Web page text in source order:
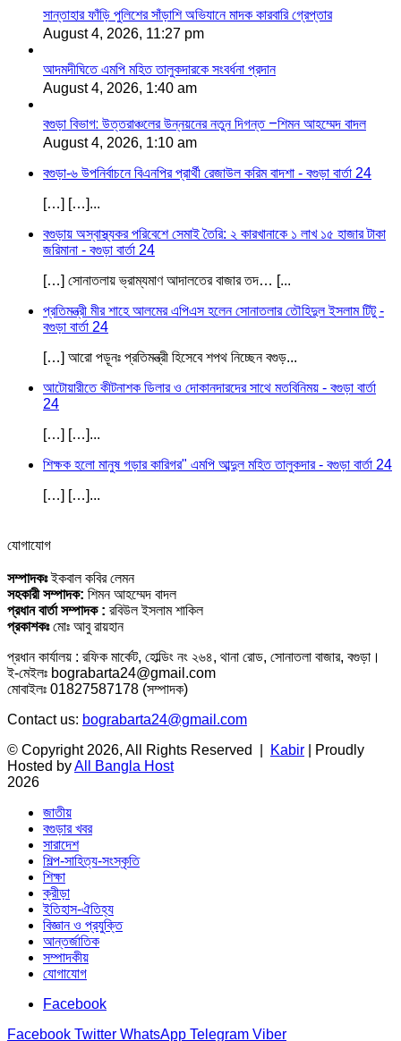
সান্তাহার ফাঁড়ি পুলিশের সাঁড়াশি অভিযানে মাদক কারবারি গ্রেপ্তার
August 4, 2026, 11:27 pm
আদমদীঘিতে এমপি মহিত তালুকদারকে সংবর্ধনা প্রদান
August 4, 2026, 1:40 am
বগুড়া বিভাগ: উত্তরাঞ্চলের উন্নয়নের নতুন দিগন্ত –শিমন আহম্মেদ বাদল
August 4, 2026, 1:10 am
বগুড়া-৬ উপনির্বাচনে বিএনপির প্রার্থী রেজাউল করিম বাদশা - বগুড়া বার্তা 24
[…] […]...
বগুড়ায় অস্বাস্থ্যকর পরিবেশে সেমাই তৈরি: ২ কারখানাকে ১ লাখ ১৫ হাজার টাকা
জরিমানা - বগুড়া বার্তা 24
[…] সোনাতলায় ভ্রাম্যমাণ আদালতের বাজার তদ… [...
প্রতিমন্ত্রী মীর শাহে আলমের এপিএস হলেন সোনাতলার তৌহিদুল ইসলাম টিটু -
বগুড়া বার্তা 24
[…] আরো পড়ূনঃ প্রতিমন্ত্রী হিসেবে শপথ নিচ্ছেন বগুড়...
আটোয়ারীতে কীটনাশক ডিলার ও দোকানদারদের সাথে মতবিনিময় - বগুড়া বার্তা
24
[…] […]...
শিক্ষক হলো মানুষ গড়ার কারিগর" এমপি আব্দুল মহিত তালুকদার - বগুড়া বার্তা 24
[…] […]...
যোগাযোগ
সম্পাদকঃইকবাল কবির লেমন
সহকারী সম্পাদক: শিমন আহম্মেদ বাদল
প্রধান বার্তা সম্পাদক : রবিউল ইসলাম শাকিল
প্রকাশকঃমোঃ আবু রায়হান
প্রধান কার্যালয় : রফিক মার্কেট, হোল্ডিং নং ২৬৪, থানা রোড, সোনাতলা বাজার, বগুড়া।
ই-মেইলঃ bograbarta24@gmail.com
মোবাইলঃ 01827587178 (সম্পাদক)
Contact us: bograbarta24@gmail.com
© Copyright 2026, All Rights Reserved |
Kabir | Proudly
Hosted byAll Bangla Host
2026
জাতীয়
বগুড়ার খবর
সারাদেশ
শিল্প-সাহিত্য-সংস্কৃতি
শিক্ষা
ক্রীড়া
ইতিহাস-ঐতিহ্য
বিজ্ঞান ও প্রযুক্তি
আন্তর্জাতিক
সম্পাদকীয়
যোগাযোগ
Facebook
Facebook Twitter WhatsApp Telegram Viber